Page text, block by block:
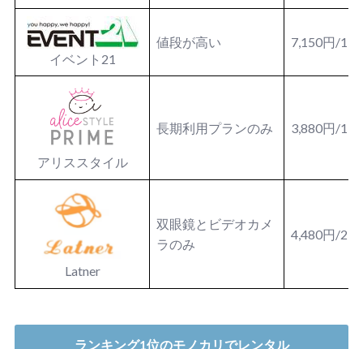
イベント21
値段が高い 7,150円/1
アリススタイル
長期利用プランのみ 3,880円/1
Latner
双眼鏡とビデオカメ
ラのみ
4,480円/2
ランキング1位のモノカリでレンタル